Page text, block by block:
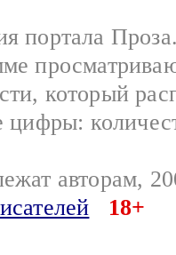
портала
который
цифры:
авторам,
18+